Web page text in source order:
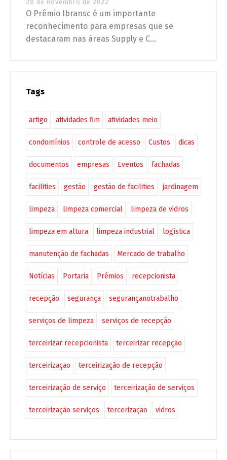
28 de novembro de 2022
O Prêmio Ibransc é um importante
reconhecimento para empresas que se
destacaram nas áreas Supply e C...
Tags
artigo atividades fim atividades meio
condomínios controle de acesso Custos dicas
documentos empresas Eventos fachadas
facilities gestão gestão de facilities jardinagem
limpeza limpeza comercial limpeza de vidros
limpeza em altura limpeza industrial logística
manutenção de fachadas Mercado de trabalho
Notícias Portaria Prêmios recepcionista
recepção segurança segurançanotrabalho
serviços de limpeza serviços de recepção
terceirizar recepcionista terceirizar recepção
terceirizaçao terceirização de recepção
terceirização de serviço terceirização de serviços
terceirização serviços tercerização vidros